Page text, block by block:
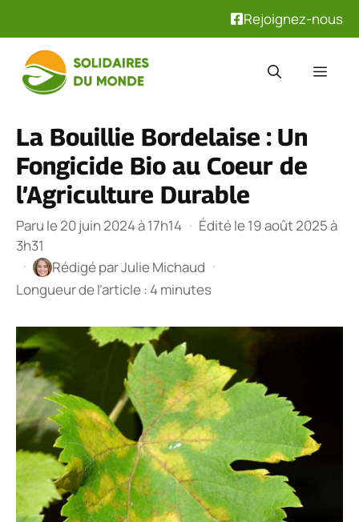
Rejoignez-nous
contenu
La Bouillie Bordelaise : Un
Fongicide Bio au Coeur de
l’Agriculture Durable
Paru le 20 juin 2024 à 17h14 · Édité le 19 août 2025 à
3h31
·
Rédigé parJulie Michaud ·
Longueur de l’article : 4 minutes